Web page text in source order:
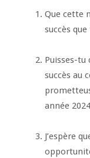
Que cette
succès
Puisses-tu
succès au
année
J’espère